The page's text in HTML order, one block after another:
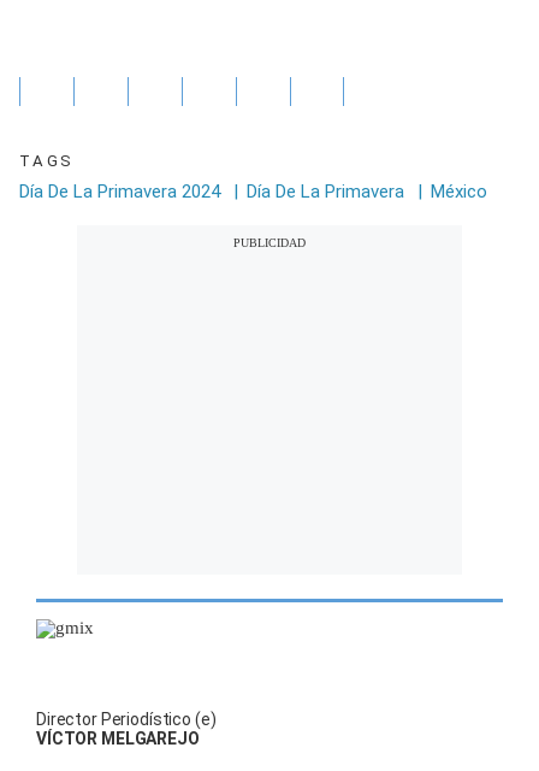
TAGS
Día De La Primavera 2024 Día De La Primavera México
Director Periodístico (e)
VÍCTOR MELGAREJO